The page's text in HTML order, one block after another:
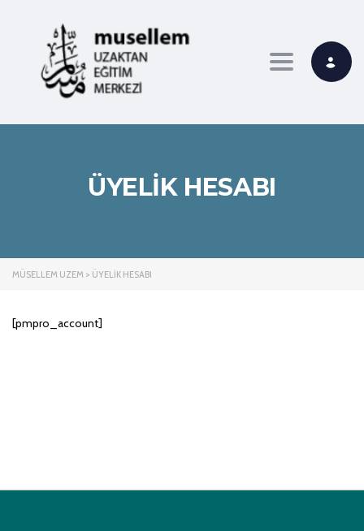
Toggle
ÜYELIK HESABI
MÜSELLEM UZEM > ÜYELIK HESABI
[pmpro_account]